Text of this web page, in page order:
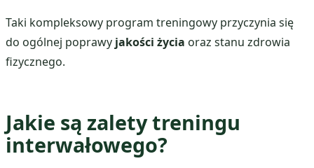
Taki kompleksowy program treningowy przyczynia się
do ogólnej poprawy jakości życia oraz stanu zdrowia
fizycznego.
Jakie są zalety treningu
interwałowego?